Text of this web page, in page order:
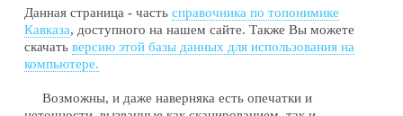
Данная страница - частьсправочника по топонимике
Кавказа, доступного на нашем сайте. Также Вы можете
скачатьверсию этой базы данных для использования на
компьютере.
Возможны, и даже наверняка есть опечатки и